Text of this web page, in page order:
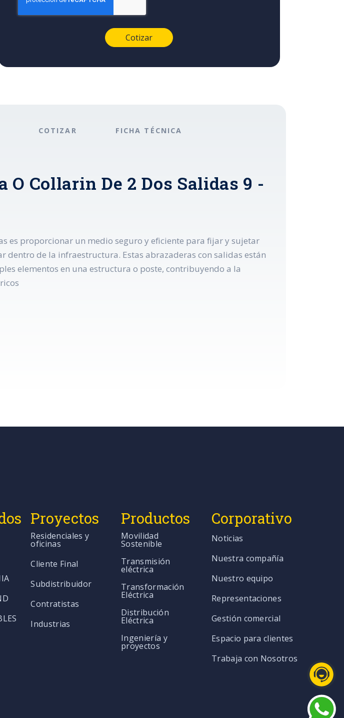
COTIZAR FICHA TÉCNICA
Collarin De 2 Dos Salidas 9 -
es proporcionar un medio seguro y eficiente para fijar y sujetar
dentro de la infraestructura. Estas abrazaderas con salidas están
elementos en una estructura o poste, contribuyendo a la
Proyectos
Residenciales y
oficinas
Cliente Final
Subdistribuidor
Contratistas
Industrias
Productos
Movilidad
Sostenible
Transmisión
eléctrica
Transformación
Eléctrica
Distribución
Eléctrica
Ingeniería y
proyectos
Corporativo
Noticias
Nuestra compañía
Nuestro equipo
Representaciones
Gestión comercial
Espacio para clientes
Trabaja con Nosotros